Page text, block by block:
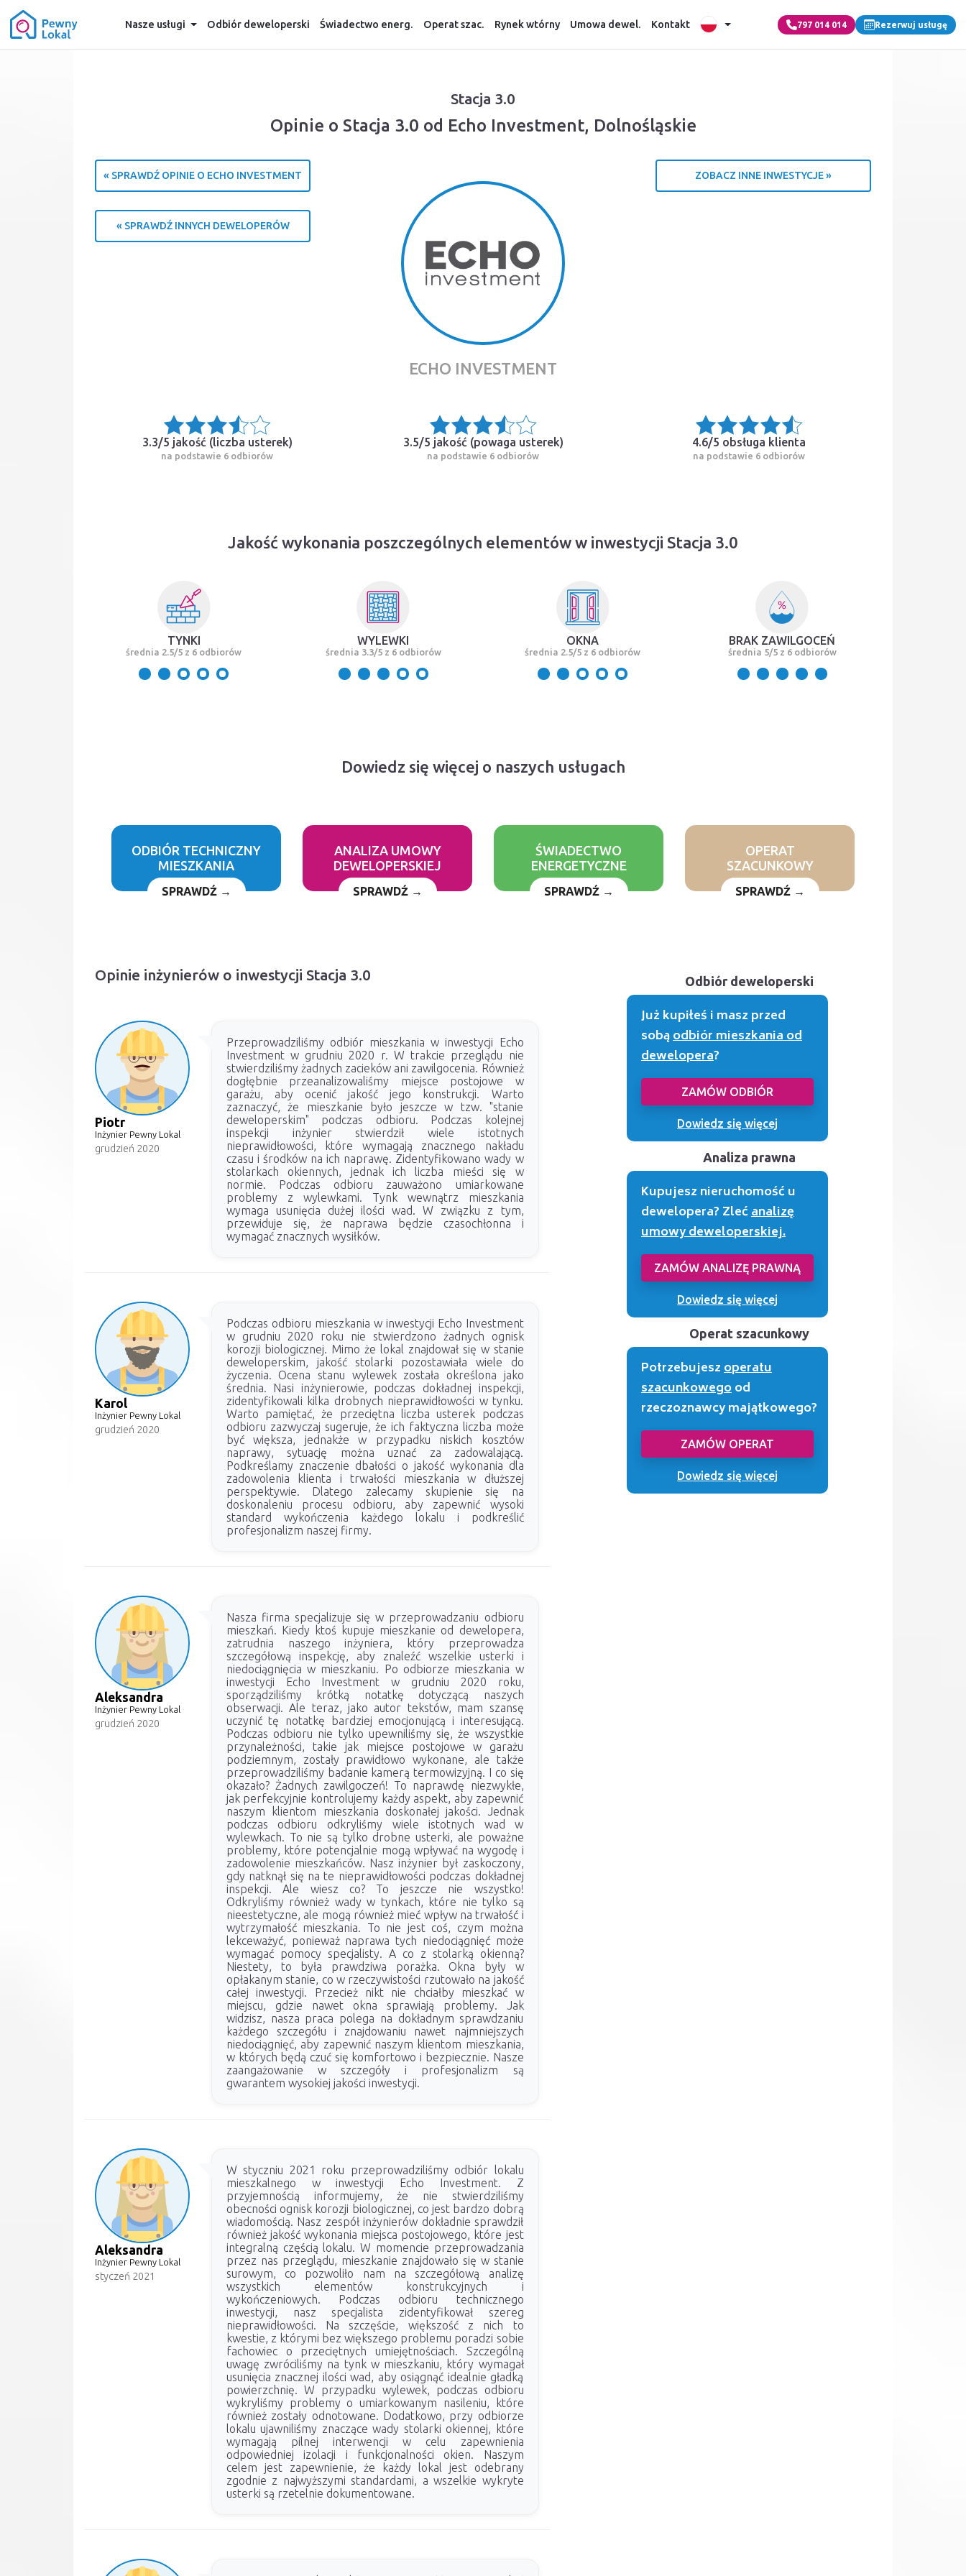
Nasze usługi Odbiór deweloperski Świadectwo energ. Operat szac. Rynek wtórny Umowa dewel. Kontakt 797 014 014 Rezerwuj usługę
Stacja 3.0
Opinie o Stacja 3.0 od Echo Investment, Dolnośląskie
« SPRAWDŹ OPINIE O ECHO INVESTMENT
« SPRAWDŹ INNYCH DEWELOPERÓW
ZOBACZ INNE INWESTYCJE »
ECHO INVESTMENT
3.3/5 jakość (liczba usterek)
na podstawie 6 odbiorów
3.5/5 jakość (powaga usterek)
na podstawie 6 odbiorów
4.6/5 obsługa klienta
na podstawie 6 odbiorów
Jakość wykonania poszczególnych elementów w inwestycji Stacja 3.0
TYNKI
średnia 2.5/5 z 6 odbiorów
WYLEWKI
średnia 3.3/5 z 6 odbiorów
OKNA
średnia 2.5/5 z 6 odbiorów
BRAK ZAWILGOCEŃ
średnia 5/5 z 6 odbiorów
Dowiedz się więcej o naszych usługach
ODBIÓR TECHNICZNY
MIESZKANIA
SPRAWDŹ →
ANALIZA UMOWY
DEWELOPERSKIEJ
SPRAWDŹ →
ŚWIADECTWO
ENERGETYCZNE
SPRAWDŹ →
OPERAT
SZACUNKOWY
SPRAWDŹ →
Opinie inżynierów o inwestycji Stacja 3.0
Piotr
Inżynier Pewny Lokal
grudzień 2020
Przeprowadziliśmy odbiór mieszkania w inwestycji Echo
Investment w grudniu 2020 r. W trakcie przeglądu nie
stwierdziliśmy żadnych zacieków ani zawilgocenia. Również
dogłębnie przeanalizowaliśmy miejsce postojowe w
garażu, aby ocenić jakość jego konstrukcji. Warto
zaznaczyć, że mieszkanie było jeszcze w tzw. "stanie
deweloperskim" podczas odbioru. Podczas kolejnej
inspekcji inżynier stwierdził wiele istotnych
nieprawidłowości, które wymagają znacznego nakładu
czasu i środków na ich naprawę. Zidentyfikowano wady w
stolarkach okiennych, jednak ich liczba mieści się w
normie. Podczas odbioru zauważono umiarkowane
problemy z wylewkami. Tynk wewnątrz mieszkania
wymaga usunięcia dużej ilości wad. W związku z tym,
przewiduje się, że naprawa będzie czasochłonna i
wymagać znacznych wysiłków.
Karol
Inżynier Pewny Lokal
grudzień 2020
Podczas odbioru mieszkania w inwestycji Echo Investment
w grudniu 2020 roku nie stwierdzono żadnych ognisk
korozji biologicznej. Mimo że lokal znajdował się w stanie
deweloperskim, jakość stolarki pozostawiała wiele do
życzenia. Ocena stanu wylewek została określona jako
średnia. Nasi inżynierowie, podczas dokładnej inspekcji,
zidentyfikowali kilka drobnych nieprawidłowości w tynku.
Warto pamiętać, że przeciętna liczba usterek podczas
odbioru zazwyczaj sugeruje, że ich faktyczna liczba może
być większa, jednakże w przypadku niskich kosztów
naprawy, sytuację można uznać za zadowalającą.
Podkreślamy znaczenie dbałości o jakość wykonania dla
zadowolenia klienta i trwałości mieszkania w dłuższej
perspektywie. Dlatego zalecamy skupienie się na
doskonaleniu procesu odbioru, aby zapewnić wysoki
standard wykończenia każdego lokalu i podkreślić
profesjonalizm naszej firmy.
Aleksandra
Inżynier Pewny Lokal
grudzień 2020
Nasza firma specjalizuje się w przeprowadzaniu odbioru
mieszkań. Kiedy ktoś kupuje mieszkanie od dewelopera,
zatrudnia naszego inżyniera, który przeprowadza
szczegółową inspekcję, aby znaleźć wszelkie usterki i
niedociągnięcia w mieszkaniu. Po odbiorze mieszkania w
inwestycji Echo Investment w grudniu 2020 roku,
sporządziliśmy krótką notatkę dotyczącą naszych
obserwacji. Ale teraz, jako autor tekstów, mam szansę
uczynić tę notatkę bardziej emocjonującą i interesującą.
Podczas odbioru nie tylko upewniliśmy się, że wszystkie
przynależności, takie jak miejsce postojowe w garażu
podziemnym, zostały prawidłowo wykonane, ale także
przeprowadziliśmy badanie kamerą termowizyjną. I co się
okazało? Żadnych zawilgoczeń! To naprawdę niezwykłe,
jak perfekcyjnie kontrolujemy każdy aspekt, aby zapewnić
naszym klientom mieszkania doskonałej jakości. Jednak
podczas odbioru odkryliśmy wiele istotnych wad w
wylewkach. To nie są tylko drobne usterki, ale poważne
problemy, które potencjalnie mogą wpływać na wygodę i
zadowolenie mieszkańców. Nasz inżynier był zaskoczony,
gdy natknął się na te nieprawidłowości podczas dokładnej
inspekcji. Ale wiesz co? To jeszcze nie wszystko!
Odkryliśmy również wady w tynkach, które nie tylko są
nieestetyczne, ale mogą również mieć wpływ na trwałość i
wytrzymałość mieszkania. To nie jest coś, czym można
lekceważyć, ponieważ naprawa tych niedociągnięć może
wymagać pomocy specjalisty. A co z stolarką okienną?
Niestety, to była prawdziwa porażka. Okna były w
opłakanym stanie, co w rzeczywistości rzutowało na jakość
całej inwestycji. Przecież nikt nie chciałby mieszkać w
miejscu, gdzie nawet okna sprawiają problemy. Jak
widzisz, nasza praca polega na dokładnym sprawdzaniu
każdego szczegółu i znajdowaniu nawet najmniejszych
niedociągnięć, aby zapewnić naszym klientom mieszkania,
w których będą czuć się komfortowo i bezpiecznie. Nasze
zaangażowanie w szczegóły i profesjonalizm są
gwarantem wysokiej jakości inwestycji.
Aleksandra
Inżynier Pewny Lokal
styczeń 2021
W styczniu 2021 roku przeprowadziliśmy odbiór lokalu
mieszkalnego w inwestycji Echo Investment. Z
przyjemnością informujemy, że nie stwierdziliśmy
obecności ognisk korozji biologicznej, co jest bardzo dobrą
wiadomością. Nasz zespół inżynierów dokładnie sprawdził
również jakość wykonania miejsca postojowego, które jest
integralną częścią lokalu. W momencie przeprowadzania
przez nas przeglądu, mieszkanie znajdowało się w stanie
surowym, co pozwoliło nam na szczegółową analizę
wszystkich elementów konstrukcyjnych i
wykończeniowych. Podczas odbioru technicznego
inwestycji, nasz specjalista zidentyfikował szereg
nieprawidłowości. Na szczęście, większość z nich to
kwestie, z którymi bez większego problemu poradzi sobie
fachowiec o przeciętnych umiejętnościach. Szczególną
uwagę zwróciliśmy na tynk w mieszkaniu, który wymagał
usunięcia znacznej ilości wad, aby osiągnąć idealnie gładką
powierzchnię. W przypadku wylewek, podczas odbioru
wykryliśmy problemy o umiarkowanym nasileniu, które
również zostały odnotowane. Dodatkowo, przy odbiorze
lokalu ujawniliśmy znaczące wady stolarki okiennej, które
wymagają pilnej interwencji w celu zapewnienia
odpowiedniej izolacji i funkcjonalności okien. Naszym
celem jest zapewnienie, że każdy lokal jest odebrany
zgodnie z najwyższymi standardami, a wszelkie wykryte
usterki są rzetelnie dokumentowane.
Odbiór deweloperski
Już kupiłeś i masz przed
sobąodbiór mieszkania od
dewelopera?
ZAMÓW ODBIÓR
Dowiedz się więcej
Analiza prawna
Kupujesz nieruchomość u
dewelopera? Zlećanalizę
umowy deweloperskiej.
ZAMÓW ANALIZĘ PRAWNĄ
Dowiedz się więcej
Operat szacunkowy
Potrzebujeszoperatu
szacunkowegood
rzeczoznawcy majątkowego?
ZAMÓW OPERAT
Dowiedz się więcej